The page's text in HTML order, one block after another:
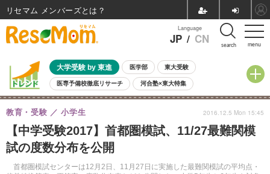
menu
Language
JP / CN search
大学受験 by 東進 医学部 東大受験
医専予備校徹底リサーチ 河合塾×東大特集
親子で考える大学選び 高校受験 中学受験 小学校受験
共通テスト 夏休み
8月開催イベント・WS 全国公立高校 過去問 人気記事
自由研究教材（小学生向け） 自由研究教材（中学生向け）
【中学受験2017】首都圏模試、11/27最難関模
試の度数分布を公開
首都圏模試センターは12月2日、11月27日に実施した最難関模試の平均点・
教育・受験 小学生 2016.12.5 Mon 15:45
リセマム メンバーズ